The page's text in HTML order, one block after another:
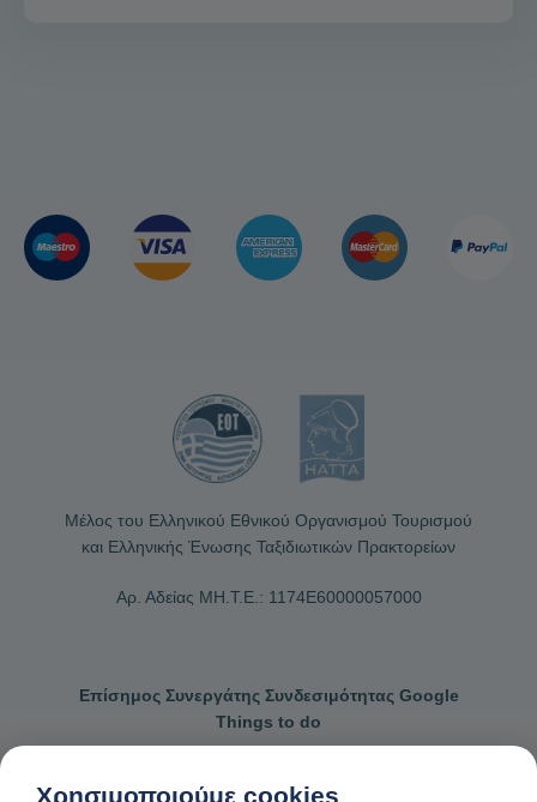
Μέλος του Ελληνικού Εθνικού Οργανισμού Τουρισμού
και Ελληνικής Ένωσης Ταξιδιωτικών Πρακτορείων
Αρ. Αδείας ΜΗ.Τ.Ε.: 1174Ε60000057000
Επίσημος Συνεργάτης Συνδεσιμότητας Google
Things to do
Χρησιμοποιούμε cookies